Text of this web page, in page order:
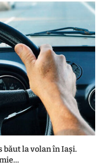
băut la volan în Iași.